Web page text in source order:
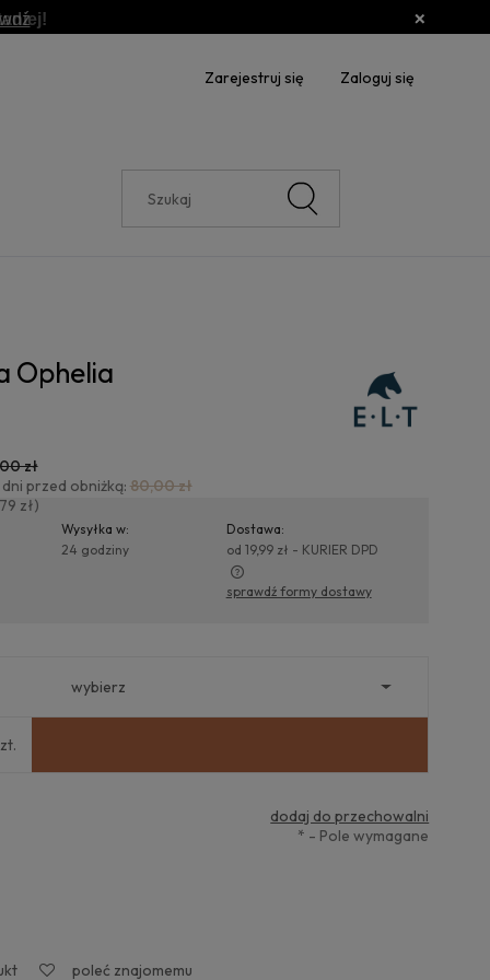
Zarejestruj się Zaloguj się
Ophelia
Wysyłka w:
24 godziny
Dostawa:
od 19,99 zł - KURIER DPD
sprawdź formy dostawy
zł
przed obniżką: 80,00 zł
zł)
dodaj do przechowalni
* - Pole wymagane
poleć znajomemu